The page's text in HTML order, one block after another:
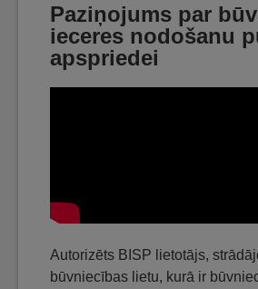
Paziņojums par
ieceres nodošanu
apspriedei
Autorizēts BISP lietotājs,
būvniecības lietu, kurā ir